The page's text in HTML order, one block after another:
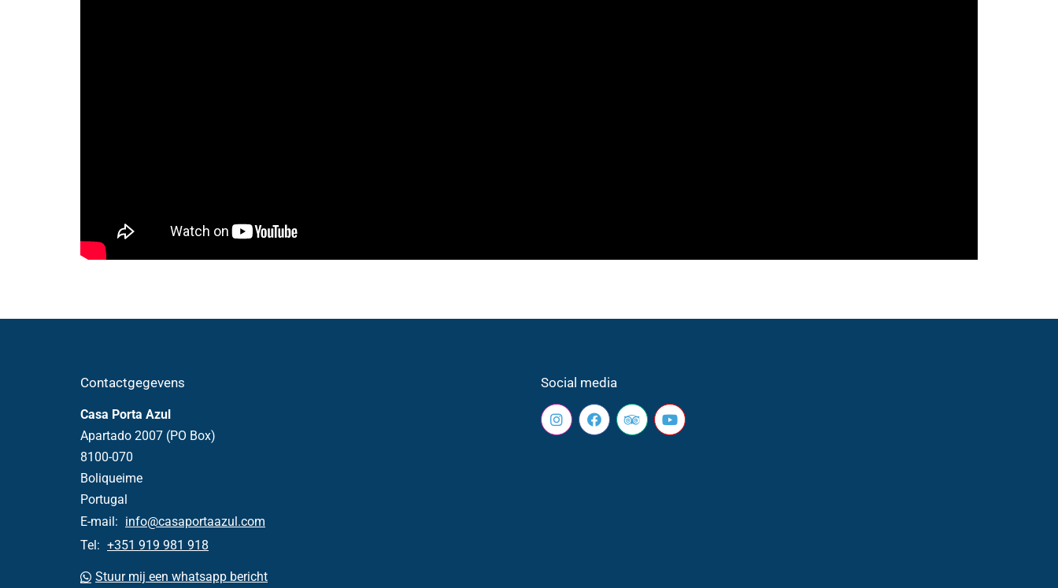
Contactgegevens
Casa Porta Azul
Apartado 2007 (PO Box)
8100-070
Boliqueime
Portugal
E-mail: info@casaportaazul.com
Tel: +351 919 981 918
Stuur mij een whatsapp bericht
Social media